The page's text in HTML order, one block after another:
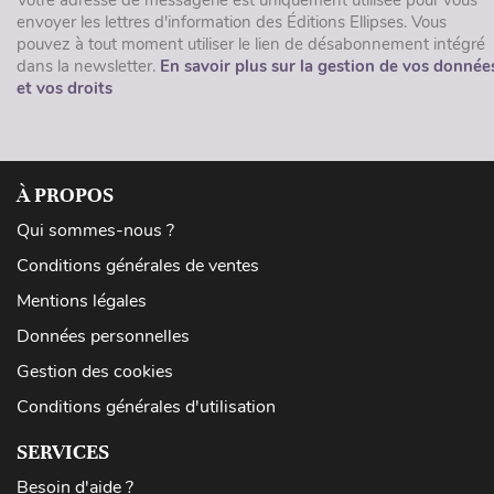
envoyer les lettres d'information des Éditions Ellipses. Vous
pouvez à tout moment utiliser le lien de désabonnement intégré
dans la newsletter. En savoir plus sur la gestion de vos
et vos droits
À PROPOS
Qui sommes-nous ?
Conditions générales de ventes
Mentions légales
Données personnelles
Gestion des cookies
Conditions générales d'utilisation
SERVICES
Besoin d'aide ?